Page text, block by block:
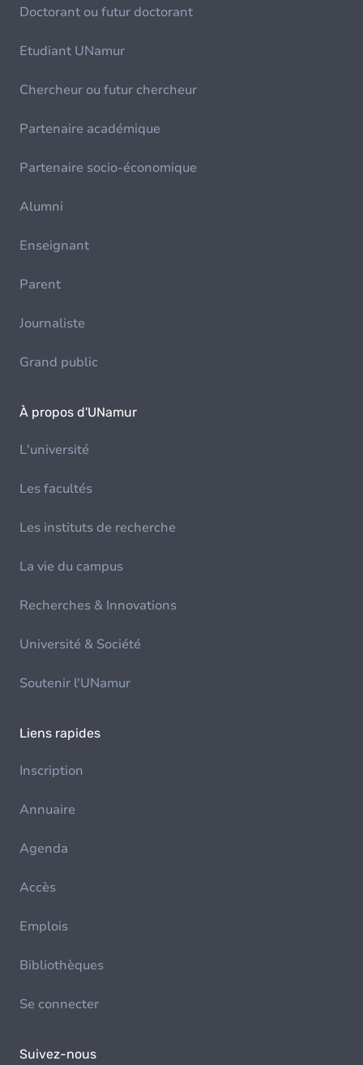
Doctorant ou futur doctorant
Etudiant UNamur
Chercheur ou futur chercheur
Partenaire académique
Partenaire socio-économique
Alumni
Enseignant
Parent
Journaliste
Grand public
À propos d'UNamur
L'université
Les facultés
Les instituts de recherche
La vie du campus
Recherches & Innovations
Université & Société
Soutenir l'UNamur
Liens rapides
Inscription
Annuaire
Agenda
Accès
Emplois
Bibliothèques
Se connecter
Suivez-nous